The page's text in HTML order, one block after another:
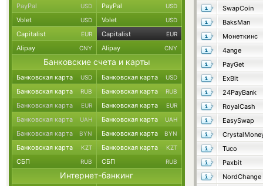
SwapCoin
BaksMan
Монеткинс
4ange
PayGet
ExBit
24PayBank
RoyalCash
EasySwap
Tuco
Paxbit
NordChange
PayPal USD PayPal USD
Volet USD Volet USD
Capitalist EUR Capitalist EUR
Alipay CNY Alipay CNY
Банковские счета и карты
Банковская карта USD Банковская карта USD
Банковская карта RUB Банковская карта RUB
Банковская карта EUR Банковская карта EUR
Банковская карта UAH Банковская карта UAH
Банковская карта BYN Банковская карта BYN
Банковская карта KZT Банковская карта KZT
СБП RUB СБП RUB
Интернет-банкинг